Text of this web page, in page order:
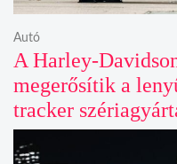
A Harley-
megerősítik a
tracker
Autó